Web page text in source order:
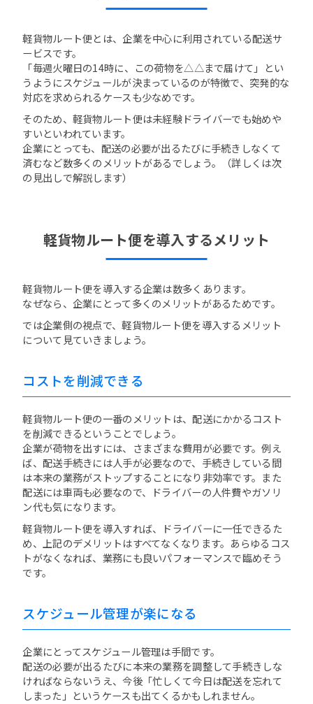
軽貨物ルート便とは、企業を中心に利用されている配送サ
ービスです。
「毎週火曜日の14時に、この荷物を△△まで届けて」とい
うようにスケジュールが決まっているのが特徴で、突発的な
対応を求められるケースも少なめです。
そのため、軽貨物ルート便は未経験ドライバーでも始めや
すいといわれています。
企業にとっても、配送の必要が出るたびに手続きしなくて
済むなど数多くのメリットがあるでしょう。（詳しくは次
の見出しで解説します）
軽貨物ルート便を導入するメリット
軽貨物ルート便を導入する企業は数多くあります。
なぜなら、企業にとって多くのメリットがあるためです。
では企業側の視点で、軽貨物ルート便を導入するメリット
について見ていきましょう。
コストを削減できる
軽貨物ルート便の一番のメリットは、配送にかかるコスト
を削減できるということでしょう。
企業が荷物を出すには、さまざまな費用が必要です。例え
ば、配送手続きには人手が必要なので、手続きしている間
は本来の業務がストップすることになり非効率です。また
配送には車両も必要なので、ドライバーの人件費やガソリ
ン代も気になります。
軽貨物ルート便を導入すれば、ドライバーに一任できるた
め、上記のデメリットはすべてなくなります。あらゆるコス
トがなくなれば、業務にも良いパフォーマンスで臨めそう
です。
スケジュール管理が楽になる
企業にとってスケジュール管理は手間です。
配送の必要が出るたびに本来の業務を調整して手続きしな
ければならないうえ、今後「忙しくて今日は配送を忘れて
しまった」というケースも出てくるかもしれません。